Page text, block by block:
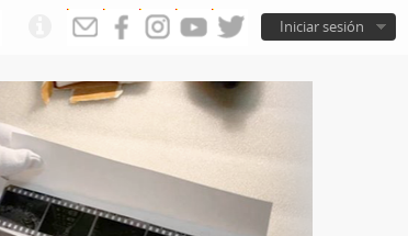
Iniciar sesión